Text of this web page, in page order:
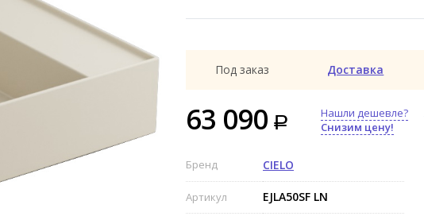
Под заказ Доставка
63 090
Нашли дешевле?
Снизим цену!
Бренд CIELO
Артикул EJLA50SF LN